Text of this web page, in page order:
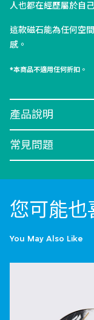
人也都在經歷屬於自
這款磁石能為任何空
感。
*本商品不適用任何折扣。
產品說明
常見問題
您可能也
You May Also Like